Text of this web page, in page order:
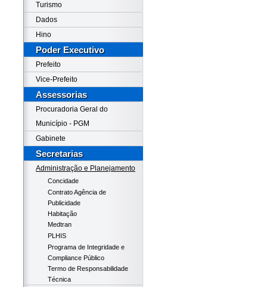
Turismo
Dados
Hino
Poder Executivo
Prefeito
Vice-Prefeito
Assessorias
Procuradoria Geral do
Município - PGM
Gabinete
Secretarias
Administração e Planejamento
Concidade
Contrato Agência de
Publicidade
Habitação
Medtran
PLHIS
Programa de Integridade e
Compliance Público
Termo de Responsabilidade
Técnica